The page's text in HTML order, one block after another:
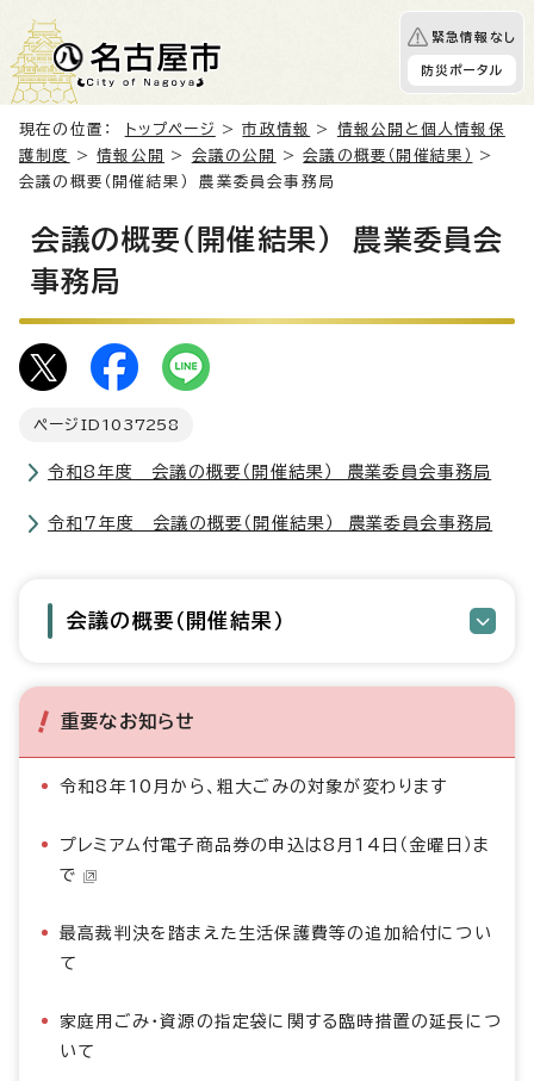
緊急情報なし
防災ポータル
現在の位置： トップページ >市政情報 > 情報公開と個人情報保
護制度
>情報公開 > 会議の公開 >会議の概要（開催結果）
>
会議の概要（開催結果） 農業委員会事務局
会議の概要（開催結果） 農業委員会
事務局
ページID 1037258
令和8年度 会議の概要（開催結果） 農業委員会事務局
令和7年度 会議の概要（開催結果） 農業委員会事務局
会議の概要（開催結果）
重要なお知らせ
令和8年10月から、粗大ごみの対象が変わります
プレミアム付電子商品券の申込は8月14日（金曜日）ま
で
最高裁判決を踏まえた生活保護費等の追加給付につい
て
家庭用ごみ・資源の指定袋に関する臨時措置の延長につ
いて